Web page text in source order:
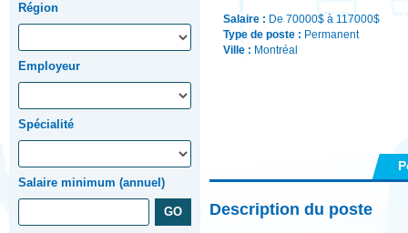
Région
Employeur
Spécialité
Salaire minimum (annuel)
Salaire : De 70000$ à 117000$
Type de poste : Permanent
Ville : Montréal
Description du poste